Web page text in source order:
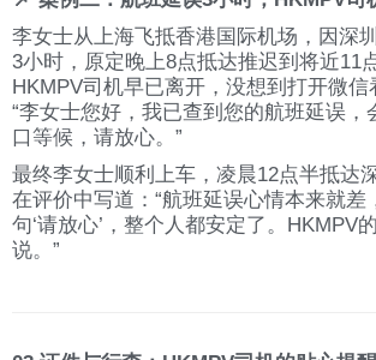
李女士从上海飞抵香港国际机场，因深
3小时，原定晚上8点抵达推迟到将近11
HKMPV司机早已离开，没想到打开微信
“李女士您好，我已查到您的航班延误，
口等候，请放心。”
最终李女士顺利上车，凌晨12点半抵达
在评价中写道：“航班延误心情本来就差
句‘请放心’，整个人都安定了。HKMPV
说。”